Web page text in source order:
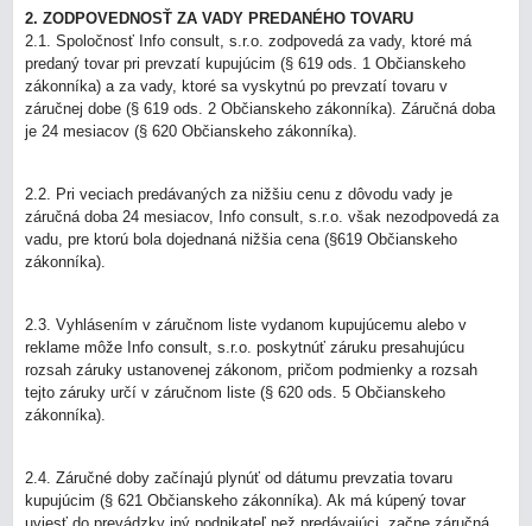
2. ZODPOVEDNOSŤ ZA VADY PREDANÉHO TOVARU
2.1. Spoločnosť Info consult, s.r.o. zodpovedá za vady, ktoré má
predaný tovar pri prevzatí kupujúcim (§ 619 ods. 1 Občianskeho
zákonníka) a za vady, ktoré sa vyskytnú po prevzatí tovaru v
záručnej dobe (§ 619 ods. 2 Občianskeho zákonníka). Záručná doba
je 24 mesiacov (§ 620 Občianskeho zákonníka).
2.2. Pri veciach predávaných za nižšiu cenu z dôvodu vady je
záručná doba 24 mesiacov, Info consult, s.r.o. však nezodpovedá za
vadu, pre ktorú bola dojednaná nižšia cena (§619 Občianskeho
zákonníka).
2.3. Vyhlásením v záručnom liste vydanom kupujúcemu alebo v
reklame môže Info consult, s.r.o. poskytnúť záruku presahujúcu
rozsah záruky ustanovenej zákonom, pričom podmienky a rozsah
tejto záruky určí v záručnom liste (§ 620 ods. 5 Občianskeho
zákonníka).
2.4. Záručné doby začínajú plynúť od dátumu prevzatia tovaru
kupujúcim (§ 621 Občianskeho zákonníka). Ak má kúpený tovar